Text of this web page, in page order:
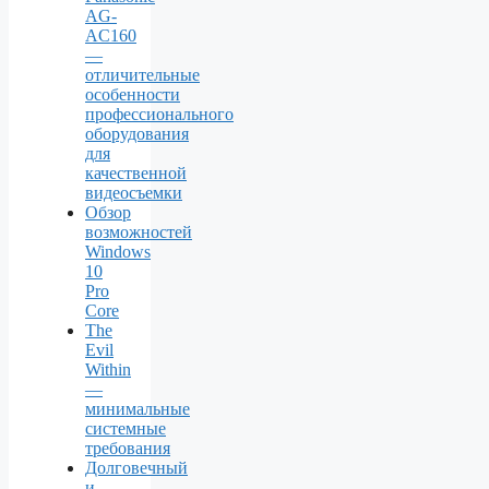
AG-
AC160
—
отличительные
особенности
профессионального
оборудования
для
качественной
видеосъемки
Обзор
возможностей
Windows
10
Pro
Core
The
Evil
Within
—
минимальные
системные
требования
Долговечный